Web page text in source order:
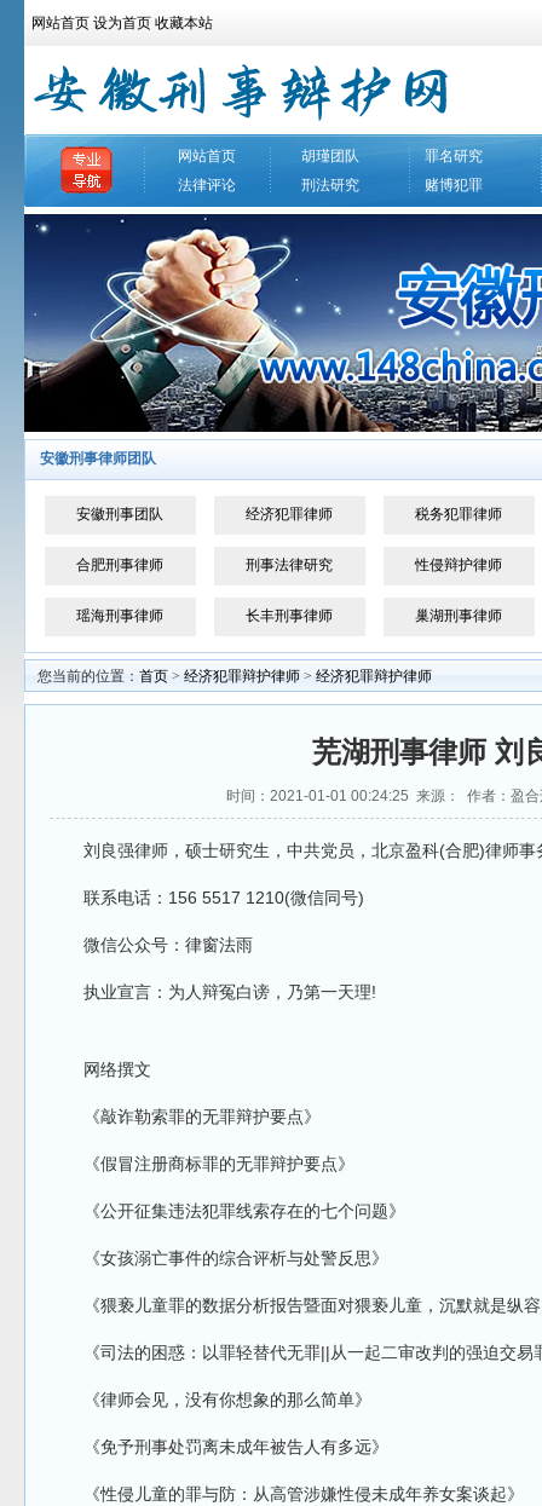
网站首页 设为首页 收藏本站
网站首页 胡瑾团队
罪名研究
法律评论
刑法研究 赌博犯罪
安徽刑事律师团队
安徽刑事团队 经济犯罪律师 税务犯罪律师
合肥刑事律师 刑事法律研究 性侵辩护律师
瑶海刑事律师 长丰刑事律师 巢湖刑事律师
您当前的位置： 首页 > 经济犯罪辩护律师 > 经济犯罪辩护律师
芜湖刑事律师 刘
时间：2021-01-01 00:24:25 来源： 作者：盈
刘良强律师，硕士研究生，中共党员，北京盈科(合肥)律师事
联系电话：156 5517 1210(微信同号)
微信公众号：律窗法雨
执业宣言：为人辩冤白谤，乃第一天理!
网络撰文
《敲诈勒索罪的无罪辩护要点》
《假冒注册商标罪的无罪辩护要点》
《公开征集违法犯罪线索存在的七个问题》
《女孩溺亡事件的综合评析与处警反思》
《猥亵儿童罪的数据分析报告暨面对猥亵儿童，沉默就是纵
《司法的困惑：以罪轻替代无罪||从一起二审改判的强迫交易
《律师会见，没有你想象的那么简单》
《免予刑事处罚离未成年被告人有多远》
《性侵儿童的罪与防：从高管涉嫌性侵未成年养女案谈起》